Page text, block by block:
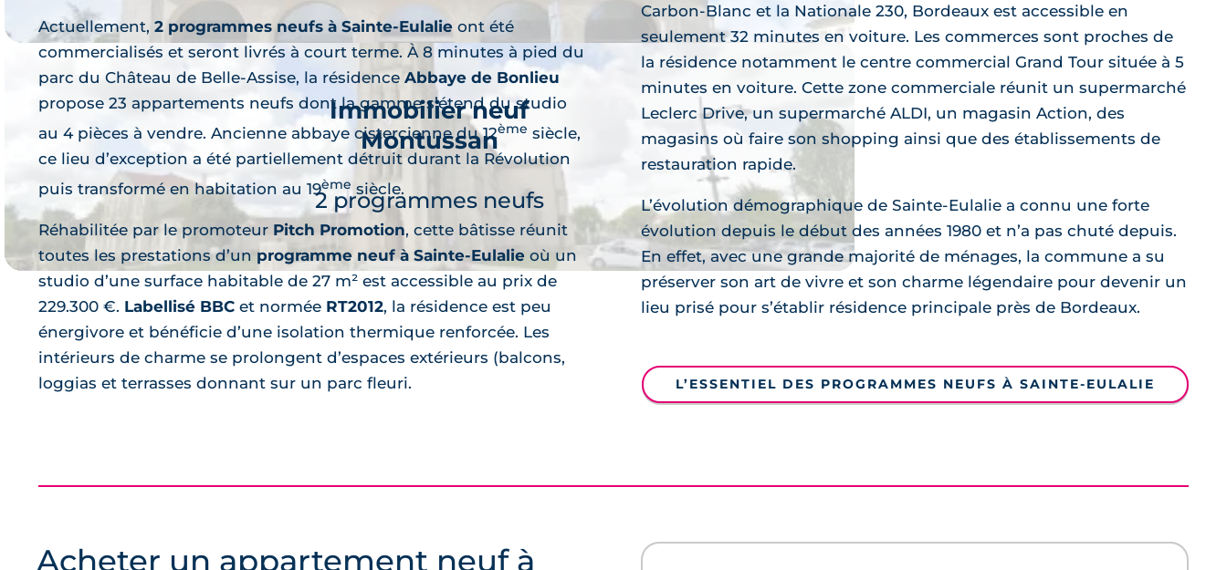
Je découvre
Immobilier neuf
Montussan
2 programmes neufs
Je découvre
Actuellement, 2 programmes neufs à Sainte-Eulalie ont été
commercialisés et seront livrés à court terme. À 8 minutes à pied du
parc du Château de Belle-Assise, la résidence Abbaye de Bonlieu
propose 23 appartements neufs dont la gamme s’étend du studio
au 4 pièces à vendre. Ancienne abbaye cistercienne du 12ème siècle,
ce lieu d’exception a été partiellement détruit durant la Révolution
puis transformé en habitation au 19ème siècle.
Réhabilitée par le promoteur Pitch Promotion, cette bâtisse réunit
toutes les prestations d’un programme neuf à Sainte-Eulalie où un
studio d’une surface habitable de 27 m² est accessible au prix de
229.300 €. Labellisé BBC et normée RT2012, la résidence est peu
énergivore et bénéficie d’une isolation thermique renforcée. Les
intérieurs de charme se prolongent d’espaces extérieurs (balcons,
loggias et terrasses donnant sur un parc fleuri.
Carbon-Blanc et la Nationale 230, Bordeaux est accessible en
seulement 32 minutes en voiture. Les commerces sont proches de
la résidence notamment le centre commercial Grand Tour située à 5
minutes en voiture. Cette zone commerciale réunit un supermarché
Leclerc Drive, un supermarché ALDI, un magasin Action, des
magasins où faire son shopping ainsi que des établissements de
restauration rapide.
L’évolution démographique de Sainte-Eulalie a connu une forte
évolution depuis le début des années 1980 et n’a pas chuté depuis.
En effet, avec une grande majorité de ménages, la commune a su
préserver son art de vivre et son charme légendaire pour devenir un
lieu prisé pour s’établir résidence principale près de Bordeaux.
L’ESSENTIEL DES PROGRAMMES NEUFS À SAINTE-EULALIE
Acheter un appartement neuf à